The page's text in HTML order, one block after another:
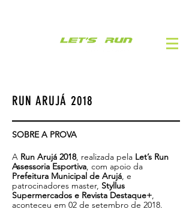
RUN ARUJÁ 2018
SOBRE A PROVA
A Run Arujá 2018, realizada pela Let’s Run
Assessoria Esportiva, com apoio da
Prefeitura Municipal de Arujá, e
patrocinadores master, Styllus
Supermercados e Revista Destaque+,
aconteceu em 02 de setembro de 2018.